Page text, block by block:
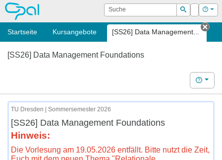
OPAL Suche
Suchen
Login Hilfe
Startseite Kursangebote [SS26] Data Management...
[SS26] Data Management Foundations
Hilfe
TU Dresden | Sommersemester 2026
[SS26] Data Management Foundations
Hinweis:
Die Vorlesung am 19.05.2026 entfällt. Bitte nutzt die Zeit,